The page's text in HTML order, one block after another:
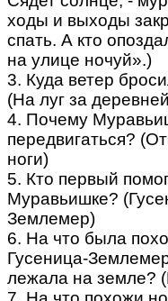
ходы и выходы
спать. А кто
на улице ночуй».)
3. Куда ветер
(На луг за
4. Почему
передвигаться?
ноги)
5. Кто первый
Муравьишке?
Землемер)
6. На что была
Гусеница-
лежала на земле?